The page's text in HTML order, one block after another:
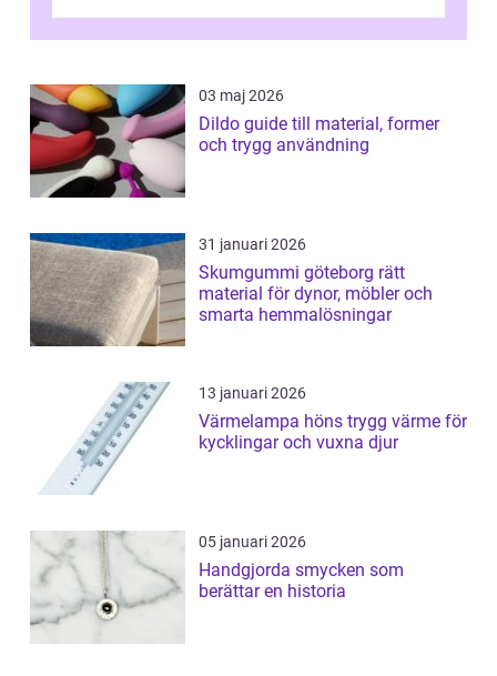
03 maj 2026
Dildo guide till material, former
och trygg användning
31 januari 2026
Skumgummi göteborg rätt
material för dynor, möbler och
smarta hemmalösningar
13 januari 2026
Värmelampa höns trygg värme för
kycklingar och vuxna djur
05 januari 2026
Handgjorda smycken som
berättar en historia